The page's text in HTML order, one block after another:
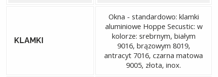
KLAMKI
Okna - standardowo: klamki
aluminiowe Hoppe Secustic: w
kolorze: srebrnym, białym
9016, brązowym 8019,
antracyt 7016, czarna matowa
9005, złota, inox.